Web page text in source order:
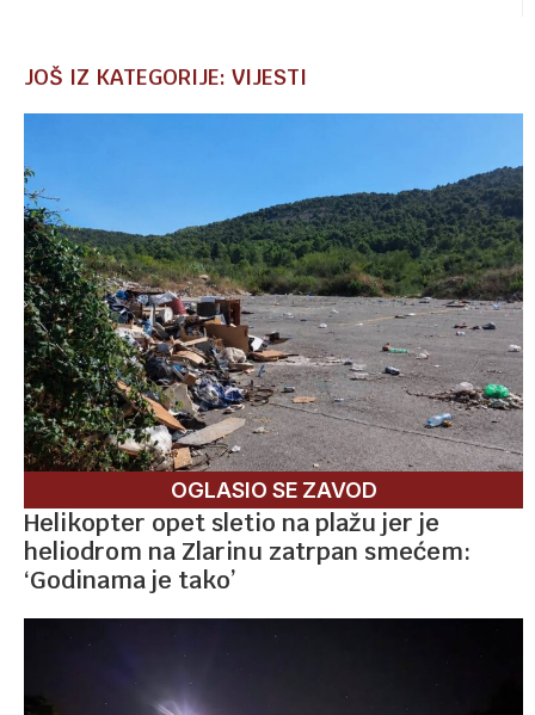
JOŠ IZ KATEGORIJE: VIJESTI
OGLASIO SE ZAVOD
Helikopter opet sletio na plažu jer je
heliodrom na Zlarinu zatrpan smećem:
‘Godinama je tako’